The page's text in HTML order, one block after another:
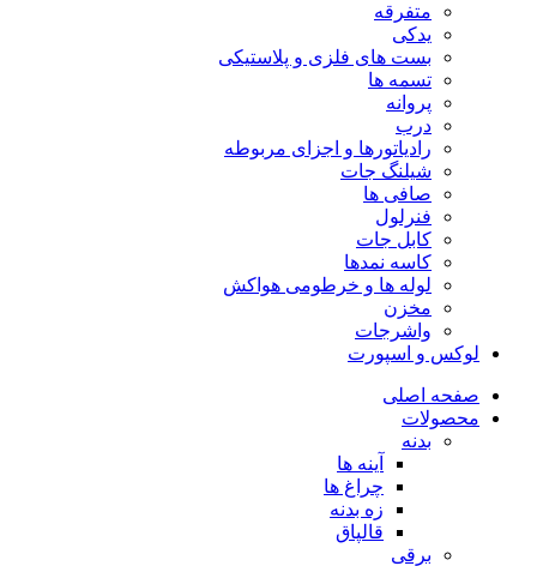
متفرقه
یدکی
بست های فلزی و پلاستیکی
تسمه ها
پروانه
درب
رادیاتورها و اجزای مربوطه
شیلنگ جات
صافی ها
فنرلول
کابل جات
کاسه نمدها
لوله ها و خرطومی هواکش
مخزن
واشرجات
لوکس و اسپورت
صفحه اصلی
محصولات
بدنه
آینه ها
چراغ ها
زه بدنه
قالپاق
برقی